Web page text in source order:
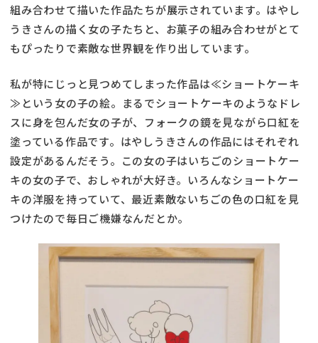
組み合わせて描いた作品たちが展示されています。はやし
うきさんの描く女の子たちと、お菓子の組み合わせがとて
もぴったりで素敵な世界観を作り出しています。
私が特にじっと見つめてしまった作品は≪ショートケーキ
≫という女の子の絵。まるでショートケーキのようなドレ
スに身を包んだ女の子が、フォークの鏡を見ながら口紅を
塗っている作品です。はやしうきさんの作品にはそれぞれ
設定があるんだそう。この女の子はいちごのショートケー
キの女の子で、おしゃれが大好き。いろんなショートケー
キの洋服を持っていて、最近素敵ないちごの色の口紅を見
つけたので毎日ご機嫌なんだとか。